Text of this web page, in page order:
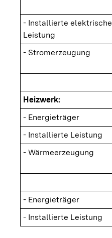
- Installierte elektrische
Leistung
- Stromerzeugung
Heizwerk:
- Energieträger
- Installierte Leistung
- Wärmeerzeugung
- Energieträger
- Installierte Leistung